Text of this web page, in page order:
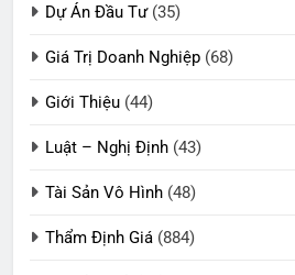
Dự Án Đầu Tư(35)
Giá Trị Doanh Nghiệp (68)
Giới Thiệu (44)
Luật – Nghị Định (43)
Tài Sản Vô Hình (48)
Thẩm Định Giá (884)